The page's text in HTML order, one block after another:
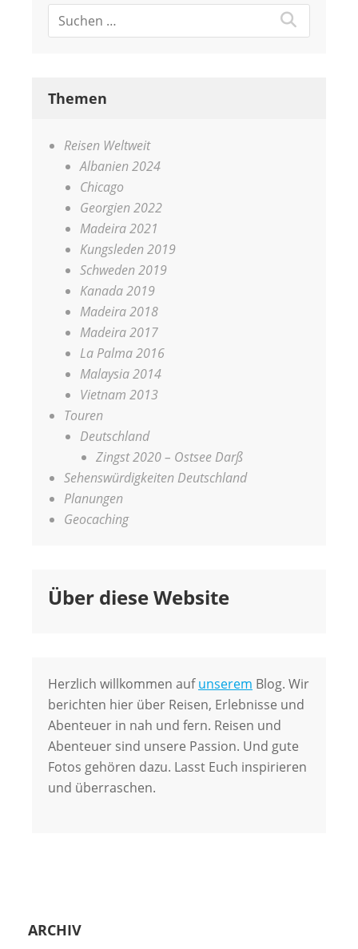
Themen
Reisen Weltweit
Albanien 2024
Chicago
Georgien 2022
Madeira 2021
Kungsleden 2019
Schweden 2019
Kanada 2019
Madeira 2018
Madeira 2017
La Palma 2016
Malaysia 2014
Vietnam 2013
Touren
Deutschland
Zingst 2020 – Ostsee Darß
Sehenswürdigkeiten Deutschland
Planungen
Geocaching
Über diese Website
Herzlich willkommen aufunserem Blog. Wir
berichten hier über Reisen, Erlebnisse und
Abenteuer in nah und fern. Reisen und
Abenteuer sind unsere Passion. Und gute
Fotos gehören dazu. Lasst Euch inspirieren
und überraschen.
ARCHIV